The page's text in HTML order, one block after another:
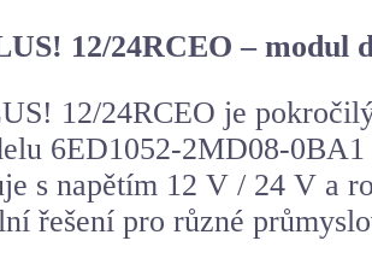
12/24RCEO – modul
12/24RCEO je
6ED1052-2MD08-
s napětím 12 V / 24 V a
řešení pro různé